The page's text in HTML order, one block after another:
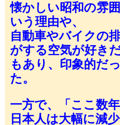
懐かしい昭和の雰
いう理由や、
自動車やバイクの
がする空気が好き
もあり、印象的だ
た。
一方で、「ここ数
日本人は大幅に減